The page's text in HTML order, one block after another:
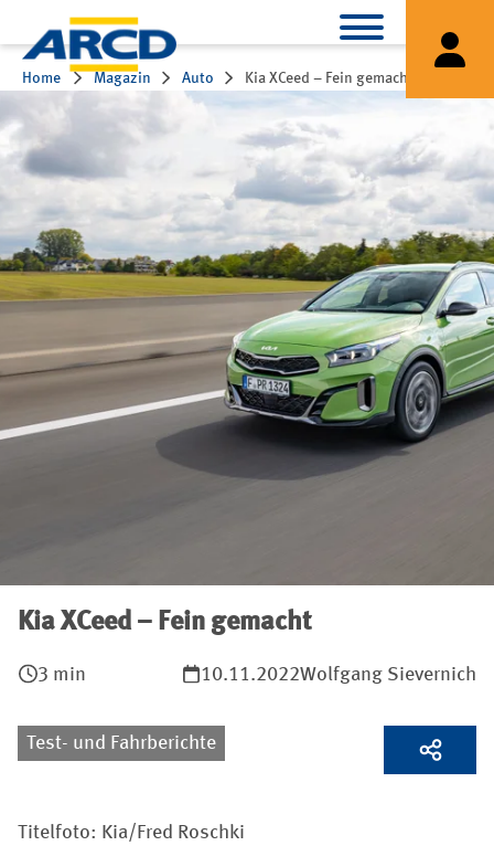
Home Magazin Auto Kia XCeed – Fein gemacht
Kia XCeed – Fein gemacht
3 min 10.11.2022Wolfgang Sievernich
Test- und Fahrberichte
Titelfoto: Kia/Fred Roschki